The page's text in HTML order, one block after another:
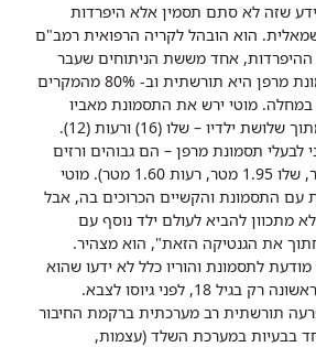
שזה לא סתם תסמין אלא היפרדות
הוא הובהל לקריה הרפואית רמב"ם
ההיפרדות, אחד מששת הניתוחים שעבר
בשנים האחרונות. תסמונת מרפן היא תורשתית וב- 80% מהמקרים
מוטי ירש את התסמונת מאביו
והעביר אותה לשניים מתוך שלושת ילדיו – שלו (16) ורעות (12).
לבעלי תסמונת מרפן – הם גבוהים ורזים
במיוחד (מוטי 1.97 מטר, שלו 1.95 מטר, רעות 1.60 מטר). מוטי
עם התסמונת והקשיים הכרוכים בה, אבל
מתכוון להביא לעולם ילד נוסף עם
את הגנטיקה הזאת", הוא מצהיר.
לתסמונת והוריו כלל לא ידעו שהוא
לוקה בה. הוא אובחן לראשונה רק בגיל 18, לפני גיוסו לצבא.
תורשתית רב מערכתית ברקמת החיבור
בבעיות במערכת השלד (עצמות,